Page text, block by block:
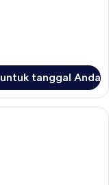
tanggal Anda
| Minibar, brankas,